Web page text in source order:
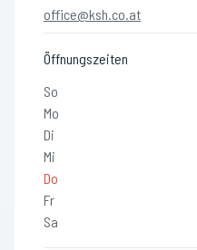
office@ksh.co.at
Öffnungszeiten
So
Mo
Di
Mi
Do
Fr
Sa